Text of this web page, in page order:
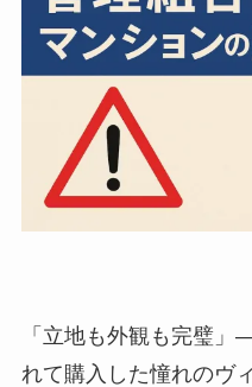
「立地も外観も完璧
れて購入した憧れのヴ